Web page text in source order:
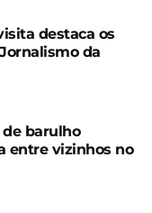
destaca os
da
de barulho
entre vizinhos no